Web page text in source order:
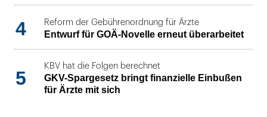
4 Reform der Gebührenordnung für Ärzte
Entwurf für GOÄ-Novelle erneut überarbeitet
5
KBV hat die Folgen berechnet
GKV-Spargesetz bringt finanzielle Einbußen
für Ärzte mit sich